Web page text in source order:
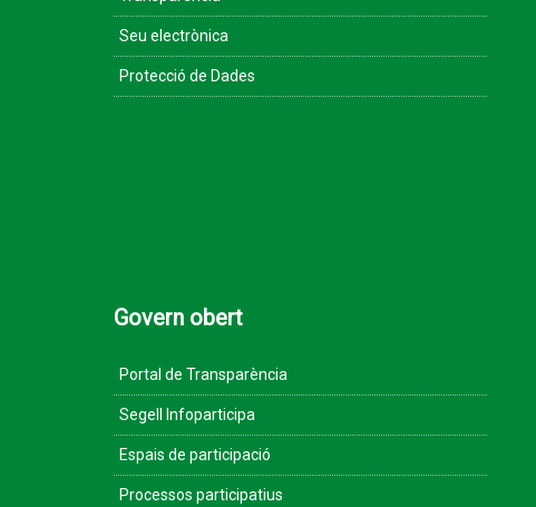
Seu electrònica
Protecció de Dades
Govern obert
Portal de Transparència
Segell Infoparticipa
Espais de participació
Processos participatius